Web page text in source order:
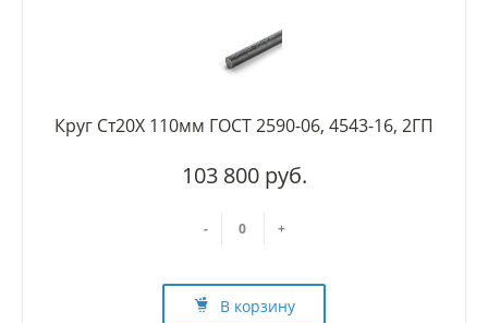
Круг Ст20Х 110мм ГОСТ 2590-06, 4543-16, 2ГП
103 800 руб.
- +
В корзину